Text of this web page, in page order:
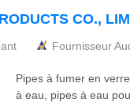
CO.,
Fournisseur
Pipes à fumer en
à eau, pipes à eau